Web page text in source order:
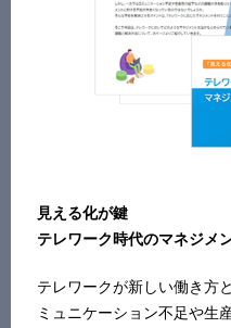
見える化が鍵
テレワーク時代のマネジメ
テレワークが新しい働き方
ミュニケーション不足や生